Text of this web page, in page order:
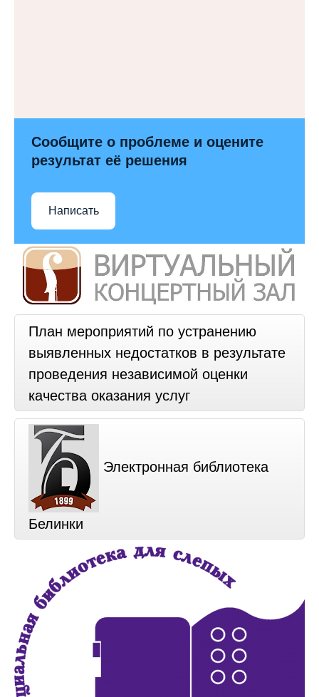
Сообщите о проблеме и оцените
результат её решения
Написать
План мероприятий по устранению
выявленных недостатков в результате
проведения независимой оценки
качества оказания услуг
Электронная библиотека
Белинки